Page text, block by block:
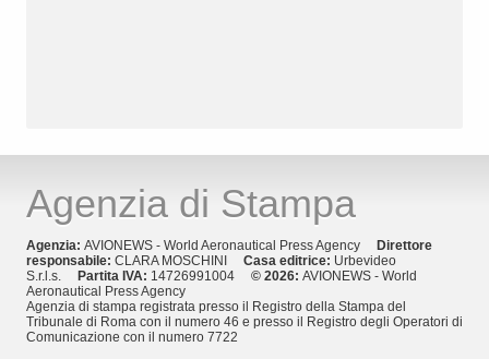
Agenzia di Stampa
Agenzia: AVIONEWS - World Aeronautical Press Agency
Direttore
responsabile: CLARA MOSCHINI Casa editrice: Urbevideo
S.r.l.s.
Partita IVA: 14726991004 © 2026: AVIONEWS - World
Aeronautical Press Agency
Agenzia di stampa registrata presso il Registro della Stampa del
Tribunale di Roma con il numero 46 e presso il Registro degli Operatori di
Comunicazione con il numero 7722